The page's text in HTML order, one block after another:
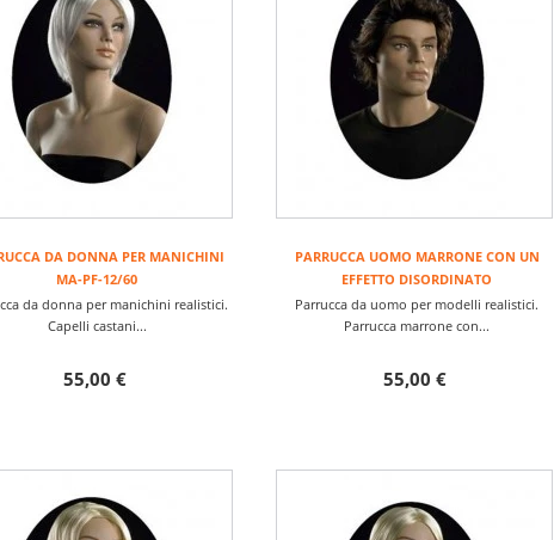
DA DONNA PER MANICHINI
MA-PF-12/60
da donna per manichini realistici.
Capelli castani...
55,00 €
PARRUCCA UOMO MARRONE CON UN
EFFETTO DISORDINATO
Parrucca da uomo per modelli realistici.
Parrucca marrone con...
55,00 €